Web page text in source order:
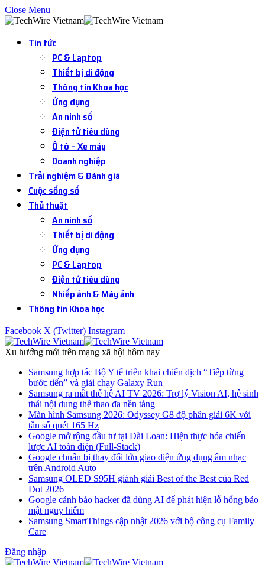
Close Menu
Tin tức
PC & Laptop
Thiết bị di động
Thông tin Khoa học
Ứng dụng
An ninh số
Điện tử tiêu dùng
Ô tô – Xe máy
Doanh nghiệp
Trải nghiệm & Đánh giá
Cuộc sống số
Thủ thuật
An ninh số
Thiết bị di động
Ứng dụng
PC & Laptop
Điện tử tiêu dùng
Nhiếp ảnh & Máy ảnh
Thông tin Khoa học
Facebook X (Twitter) Instagram
Xu hướng mới trên mạng xã hội hôm nay
Samsung hợp tác Bộ Y tế triển khai chiến dịch “Tiếp từng
bước tiến” và giải chạy Galaxy Run
Samsung ra mắt thế hệ AI TV 2026: Trợ lý Vision AI, hệ sinh
thái nội dung thể thao đa nền tảng
Màn hình Samsung 2026: Odyssey G8 độ phân giải 6K với
tần số quét 165 Hz
Google mở rộng đầu tư tại Đài Loan: Hiện thực hóa chiến
lược AI toàn diện (Full-Stack)
Google chuẩn bị thay đổi lớn giao diện ứng dụng âm nhạc
trên Android Auto
Samsung OLED S95H giành giải Best of the Best của Red
Dot 2026
Google cảnh báo hacker đã dùng AI để phát hiện lỗ hổng bảo
mật nguy hiểm
Samsung SmartThings cập nhật 2026 với bộ công cụ Family
Care
Đăng nhập